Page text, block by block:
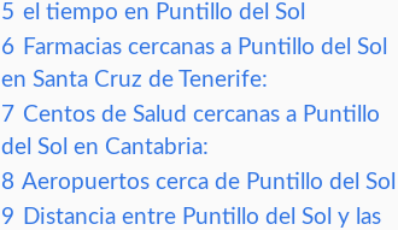
5 el tiempo en Puntillo del Sol
6 Farmacias cercanas a Puntillo del Sol
en Santa Cruz de Tenerife:
7 Centos de Salud cercanas a Puntillo
del Sol en Cantabria:
8 Aeropuertos cerca de Puntillo del Sol
9 Distancia entre Puntillo del Sol y las